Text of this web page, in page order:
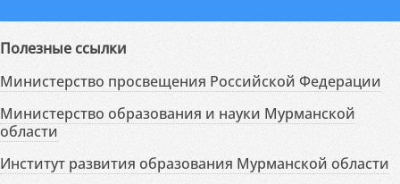
Полезные ссылки
Министерство просвещения Российской Федерации
Министерство образования и науки Мурманской
области
Институт развития образования Мурманской области